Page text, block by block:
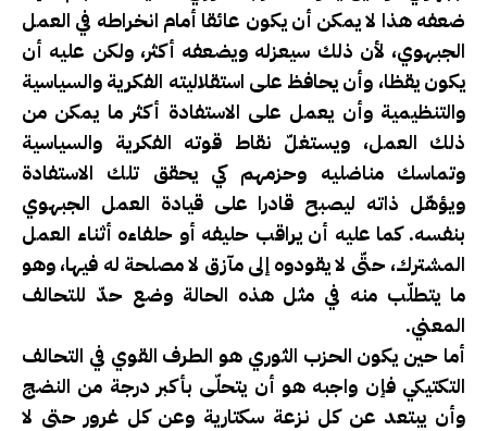
ضعفه هذا لا يمكن أن يكون عائقا أمام انخراطه في العمل
الجبهوي، لأن ذلك سيعزله ويضعفه أكثر، ولكن عليه أن
يكون يقظا، وأن يحافظ على استقلاليته الفكرية والسياسية
والتنظيمية وأن يعمل على الاستفادة أكثر ما يمكن من
ذلك العمل، ويستغلّ نقاط قوته الفكرية والسياسية
وتماسك مناضليه وحزمهم كي يحقق تلك الاستفادة
ويؤهّل ذاته ليصبح قادرا على قيادة العمل الجبهوي
بنفسه. كما عليه أن يراقب حليفه أو حلفاءه أثناء العمل
المشترك، حتّى لا يقودوه إلى مآزق لا مصلحة له فيها، وهو
ما يتطلّب منه في مثل هذه الحالة وضع حدّ للتحالف
المعني.
أما حين يكون الحزب الثوري هو الطرف القوي في التحالف
التكتيكي فإن واجبه هو أن يتحلّى بأكبر درجة من النضج
وأن يبتعد عن كل نزعة سكتارية وعن كل غرور حتى لا